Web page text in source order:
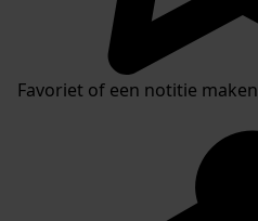
Favoriet of een notitie maken